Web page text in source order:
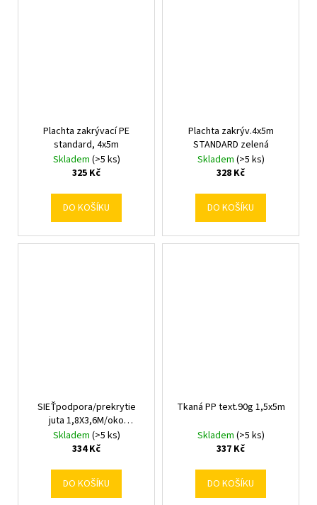
Plachta zakrývací PE
standard, 4x5m
Skladem (>5 ks)
325 Kč
DO KOŠÍKU
Plachta zakrýv.4x5m
STANDARD zelená
Skladem (>5 ks)
328 Kč
DO KOŠÍKU
SIEŤpodpora/prekrytie
juta 1,8X3,6M/oko
14x14cm/
Skladem (>5 ks)
334 Kč
DO KOŠÍKU
Tkaná PP text.90g 1,5x5m
Skladem (>5 ks)
337 Kč
DO KOŠÍKU